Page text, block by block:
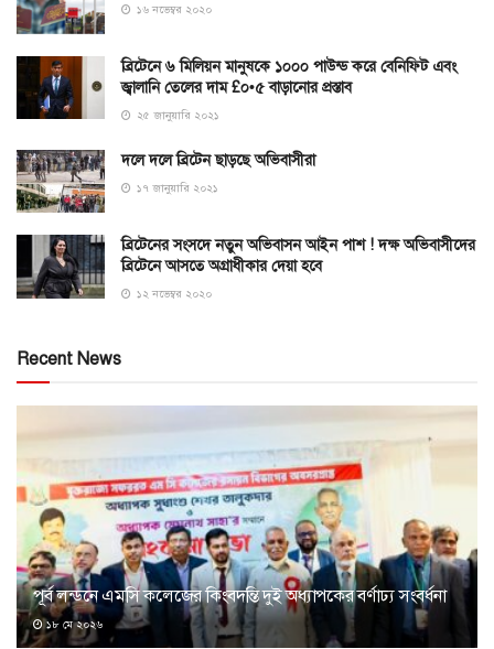
১৬ নভেম্বর ২০২০
ব্রিটেনে ৬ মিলিয়ন মানুষকে ১০০০ পাউন্ড করে বেনিফিট এবং
জ্বালানি তেলের দাম £০•৫ বাড়ানোর প্রস্তাব
২৫ জানুয়ারি ২০২১
দলে দলে ব্রিটেন ছাড়ছে অভিবাসীরা
১৭ জানুয়ারি ২০২১
ব্রিটেনের সংসদে নতুন অভিবাসন আইন পাশ ! দক্ষ অভিবাসীদের
ব্রিটেনে আসতে অগ্রাধীকার দেয়া হবে
১২ নভেম্বর ২০২০
Recent News
পূর্ব লন্ডনে এমসি কলেজের কিংবদন্তি দুই অধ্যাপকের বর্ণাঢ্য সংবর্ধনা
১৮ মে ২০২৬